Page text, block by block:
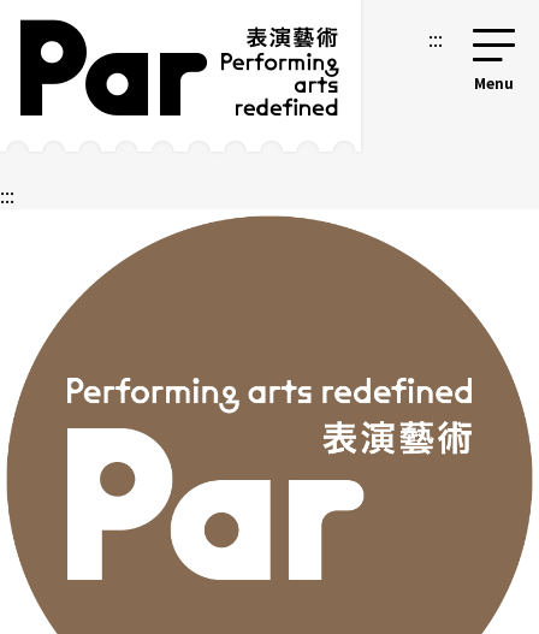
跳到主要内容区块
网站导览 :::
:::